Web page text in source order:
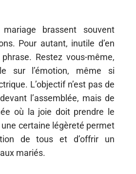
brassent souvent
Pour autant, inutile d’en
Restez vous-même,
sur l’émotion, même si
L’objectif n’est pas de
l’assemblée, mais de
où la joie doit prendre le
certaine légèreté permet
de tous et d’offrir un
mariés.